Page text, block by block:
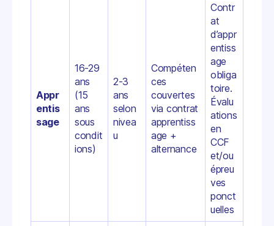
Appr
entis
sage
16-29
ans
(15
ans
sous
condit
ions)
2-3
ans
selon
nivea
u
Compéten
ces
couvertes
via contrat
apprentiss
age +
alternance
Contr
at
d’appr
entiss
age
obliga
toire.
Évalu
ations
en
CCF
et/ou
épreu
ves
ponct
uelles